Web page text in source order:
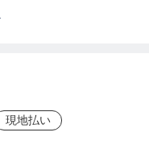
現地払い